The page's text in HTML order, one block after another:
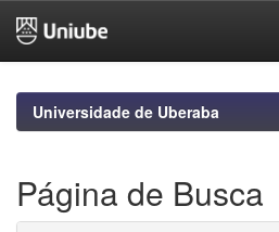
navigationUniversidade de Uberaba
Página de Busca